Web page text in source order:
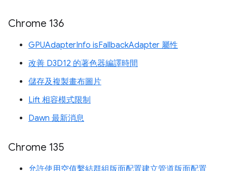
Chrome 136
GPUAdapterInfo isFallbackAdapter 屬性
改善 D3D12 的著色器編譯時間
儲存及複製畫布圖片
Lift 相容模式限制
Dawn 最新消息
Chrome 135
允許使用空值繫結群組版面配置建立管道版面配置